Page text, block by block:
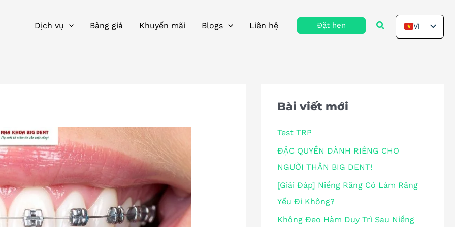
Dịch vụ Bảng giá Khuyến mãi Blogs Liên hệ Đặt hẹn
Tìm
kiếm
VI
Bài viết mới
Test TRP
ĐẶC QUYỀN DÀNH RIÊNG CHO
NGƯỜI THÂN BIG DENT!
[Giải Đáp] Niềng Răng Có Làm Răng
Yếu Đi Không?
Không Đeo Hàm Duy Trì Sau Niềng